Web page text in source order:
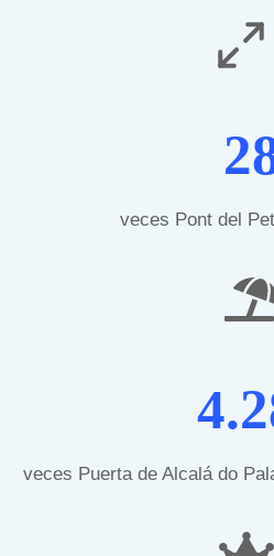
veces Pont del
veces Puerta de Alcalá do